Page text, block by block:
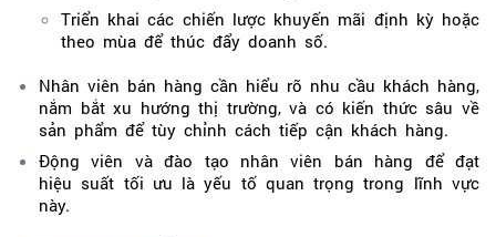
Triển khai các chiến lược khuyến mãi định kỳ hoặc
theo mùa để thúc đẩy doanh số.
Nhân viên bán hàng cần hiểu rõ nhu cầu khách hàng,
nắm bắt xu hướng thị trường, và có kiến thức sâu về
sản phẩm để tùy chỉnh cách tiếp cận khách hàng.
Động viên và đào tạo nhân viên bán hàng để đạt
hiệu suất tối ưu là yếu tố quan trọng trong lĩnh vực
này.